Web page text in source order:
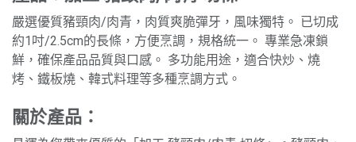
嚴選優質豬頸肉/肉青，肉質爽脆彈牙，風味獨特。 已切成
約1吋/2.5cm的長條，方便烹調，規格統一。 專業急凍鎖
鮮，確保產品品質與口感。 多功能用途，適合快炒、燒
烤、鐵板燒、韓式料理等多種烹調方式。
關於產品：